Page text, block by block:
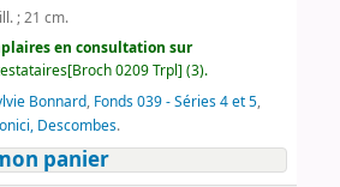
; 21 cm.
en consultation sur
0209 Trpl] (3).
Bonnard, Fonds 039 - Séries 4 et 5,
Descombes.
panier